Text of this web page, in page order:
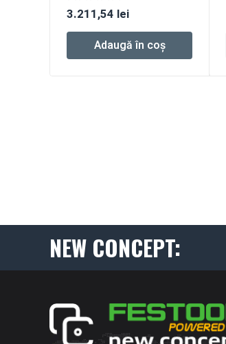
OSC 18 HPC 4,0 EI-Plus
3.211,54 lei
Adaugă în coș
NEW CONCEPT: